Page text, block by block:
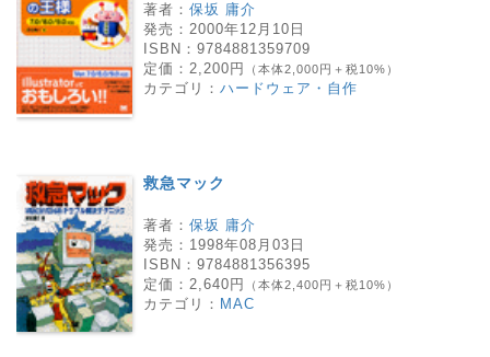
著者： 保坂 庸介
発売： 2000年12月10日
ISBN： 9784881359709
定価： 2,200円 （本体2,000円＋税10%）
カテゴリ： ハードウェア・自作
救急マック
著者： 保坂 庸介
発売： 1998年08月03日
ISBN： 9784881356395
定価： 2,640円 （本体2,400円＋税10%）
カテゴリ： MAC